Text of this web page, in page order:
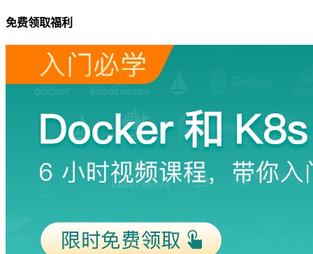
免费领取福利